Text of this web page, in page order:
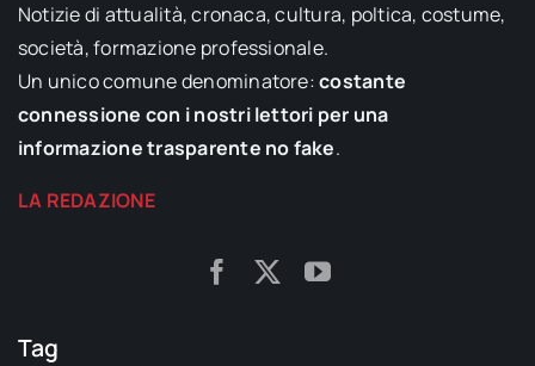
Notizie di attualità, cronaca, cultura, poltica, costume,
società, formazione professionale.
Un unico comune denominatore:costante
connessione con i nostri lettori per una
informazione trasparente no fake.
LA REDAZIONE
Tag